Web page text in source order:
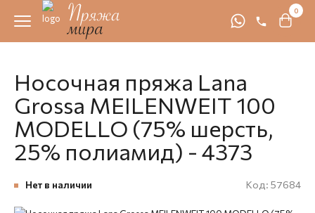
0
Носочная пряжа Lana
Grossa MEILENWEIT 100
MODELLO (75% шерсть,
25% полиамид) - 4373
Нет в наличии Код: 57684